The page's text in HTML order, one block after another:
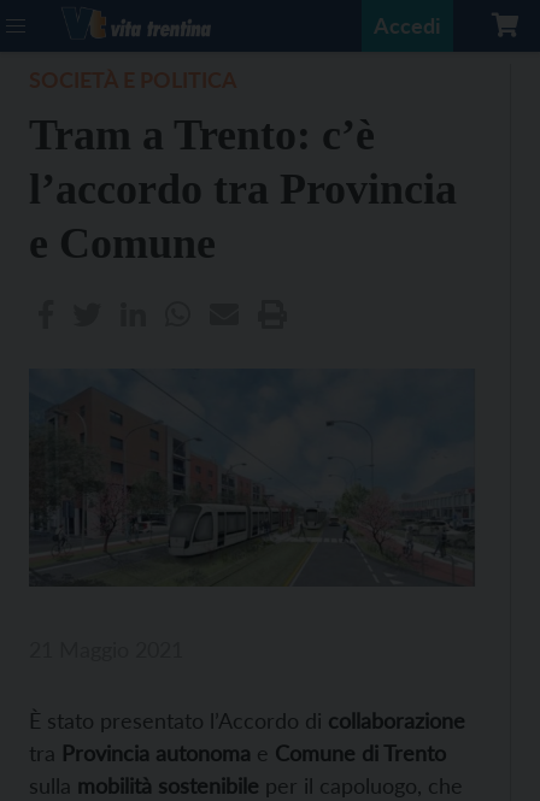
Accedi
Tram a Trento: c’è
l’accordo tra Provincia
e Comune
È stato presentato l’Accordo di collaborazione
tra Provincia autonoma e Comune di Trento
sulla mobilità sostenibile per il capoluogo, che